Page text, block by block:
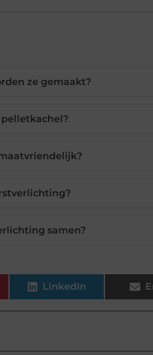
ze gemaakt?
samen?
LinkedIn